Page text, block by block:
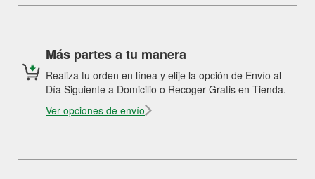
Más partes a tu manera
Realiza tu orden en línea y elije la opción de Envío al
Día Siguiente a Domicilio o Recoger Gratis en Tienda.
Ver opciones de envío